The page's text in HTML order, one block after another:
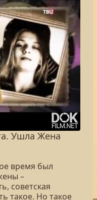
Ушла Жена
время был
–
советская
такое. Но такое